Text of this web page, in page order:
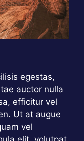
egestas,
auctor nulla
efficitur vel
Ut at augue
vel